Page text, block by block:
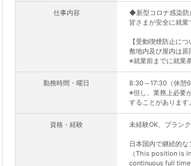
仕事内容
◆新型コロナ感染
皆さまが安全に就業
【受動喫煙防止につ
敷地内及び屋内は原
※就業前までに就業
勤務時間・曜日
8:30～17:30（休憩
※但し、業務上必要
することがあります。
資格・経験 未経験OK、ブラン
日本国内で継続的な
（This position is
continuous full time